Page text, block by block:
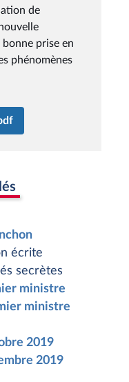
de
prise en
phénomènes
écrite
secrètes
ministre
ministre
2019
2019